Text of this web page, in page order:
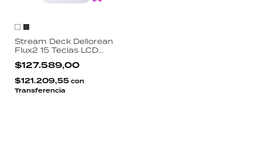
Stream Deck Dellorean
Flux2 15 Teclas LCD
Retroiluminadas Perilla
Aluminio App
StreamDock Windows
Mac USB-C
$127.589,00
$121.209,55 con
Transferencia